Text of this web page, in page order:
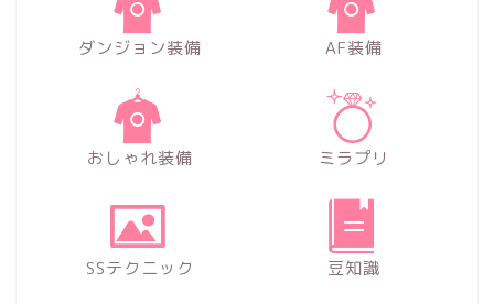
ダンジョン装備 AF装備
おしゃれ装備 ミラプリ
SSテクニック 豆知識